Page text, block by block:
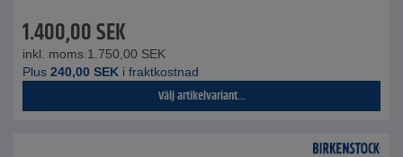
1.400,00SEK
inkl. moms. 1.750,00 SEK
Plus 240,00 SEK i fraktkostnad
Välj artikelvariant...